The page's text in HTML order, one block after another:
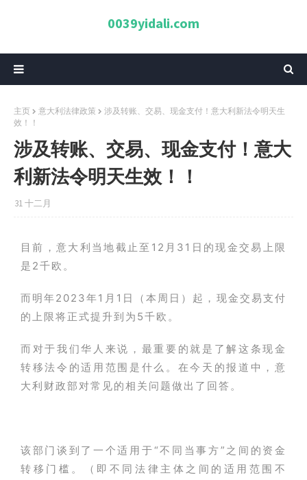
0039yidali.com
主页 意大利法律政策
涉及转账、交易、现金支付！意大利新法令明天生
效！！
涉及转账、交易、现金支付！意大
利新法令明天生效！！
31 十二月
目前，意大利当地截止至12月31日的现金交易上限
是2千欧。
而明年2023年1月1日（本周日）起，现金交易支付
的上限将正式提升到为5千欧。
而对于我们华人来说，最重要的就是了解这条现金
转移法令的适用范围是什么。在今天的报道中，意
大利财政部对常见的相关问题做出了回答。
该部门谈到了一个适用于“不同当事方”之间的资金
转移门槛。（即不同法律主体之间的适用范围不